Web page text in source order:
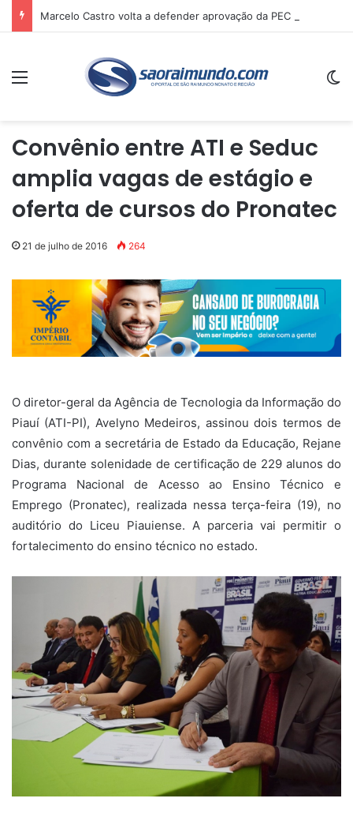
Menu
Convênio entre ATI e Seduc
amplia vagas de estágio e
oferta de cursos do Pronatec
21 de julho de 2016 264
O diretor-geral da Agência de Tecnologia da Informação do
Piauí (ATI-PI), Avelyno Medeiros, assinou dois termos de
convênio com a secretária de Estado da Educação, Rejane
Dias, durante solenidade de certificação de 229 alunos do
Programa Nacional de Acesso ao Ensino Técnico e
Emprego (Pronatec), realizada nessa terça-feira (19), no
auditório do Liceu Piauiense. A parceria vai permitir o
fortalecimento do ensino técnico no estado.